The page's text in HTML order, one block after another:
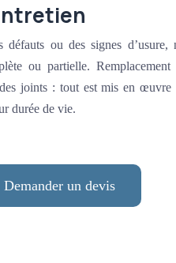
défauts ou des signes d’usure,
ou partielle. Remplacement
joints : tout est mis en
durée de vie.
Demander un devis